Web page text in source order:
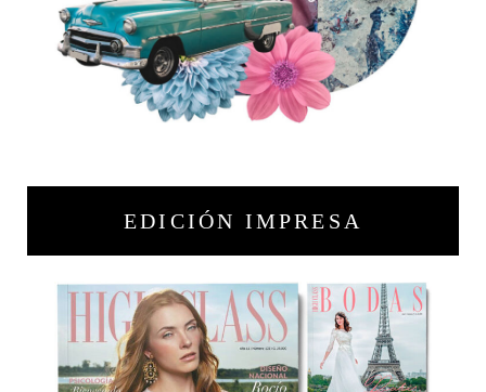
EDICIÓN IMPRESA